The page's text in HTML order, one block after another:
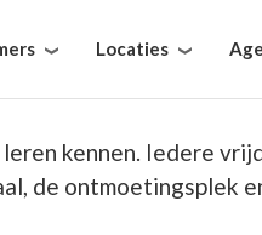
Locaties
kennen. Iedere
de ontmoetingsplek